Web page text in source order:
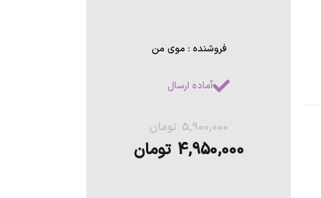
فروشنده : موی من
آماده ارسال
5,900,000 تومان
4,950,000 تومان